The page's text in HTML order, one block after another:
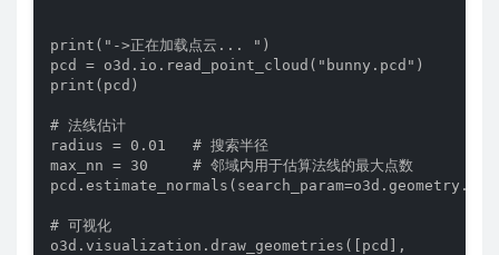
print("->正在加载点云... ")
pcd = o3d.io.read_point_cloud("bunny.pcd")
print(pcd)
# 法线估计
radius = 0.01   # 搜索半径
max_nn = 30     # 邻域内用于估算法线的最大点数
# 可视化
o3d.visualization.draw_geometries([pcd],